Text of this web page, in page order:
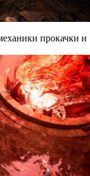
прокачки и